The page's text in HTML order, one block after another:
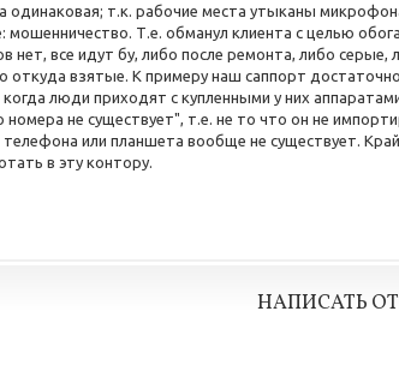
одинаковая; т.к. рабочие места утыканы
мошенничество. Т.е. обманул клиента с целью
нет, все идут бу, либо после ремонта, либо серые,
откуда взятые. К примеру наш саппорт
люди приходят с купленными у них
номера не существует", т.е. не то что он не
телефона или планшета вообще не существует.
в эту контору.
НАПИСАТЬ